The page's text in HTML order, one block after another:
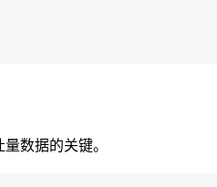
数据的关键。